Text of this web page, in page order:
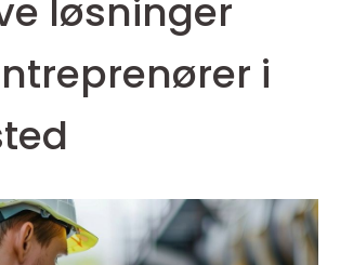
løsninger
i